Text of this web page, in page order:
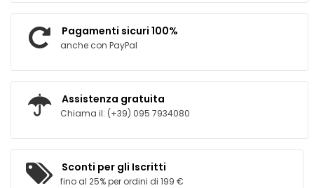
Pagamenti sicuri 100%
anche con PayPal
Assistenza gratuita
Chiama il: (+39) 095 7934080
Sconti per gli Iscritti
fino al 25% per ordini di 199 €